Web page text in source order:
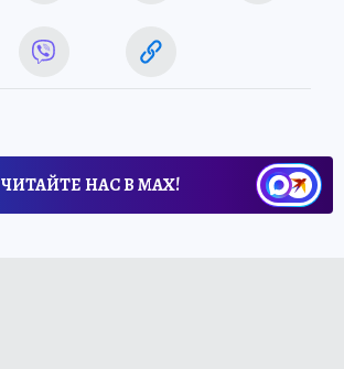
ЧИТАЙТЕ НАС В МАХ!